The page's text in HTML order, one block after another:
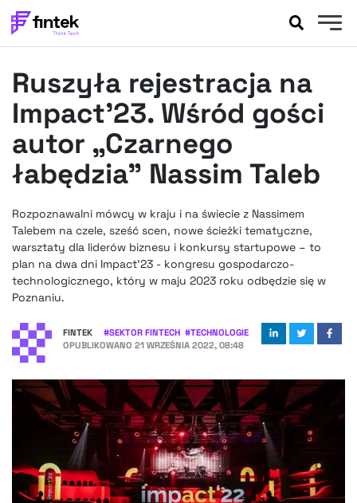
BANKOWOŚĆ
FELIETONY
WYWIADY
LEGAL
FINTEKEXTRA
OKIEM EKSPERTA
Ruszyła rejestracja na
Impact’23. Wśród gości
autor „Czarnego
łabędzia” Nassim Taleb
Rozpoznawalni mówcy w kraju i na świecie z Nassimem
Talebem na czele, sześć scen, nowe ścieżki tematyczne,
warsztaty dla liderów biznesu i konkursy startupowe – to
plan na dwa dni Impact’23 - kongresu gospodarczo-
technologicznego, który w maju 2023 roku odbędzie się w
Poznaniu.
FINTEK #SEKTOR FINTECH #TECHNOLOGIE
OPUBLIKOWANO 21 WRZEŚNIA 2022, 08:48